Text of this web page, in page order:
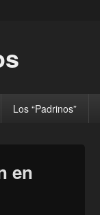
Los “Padrinos”
en